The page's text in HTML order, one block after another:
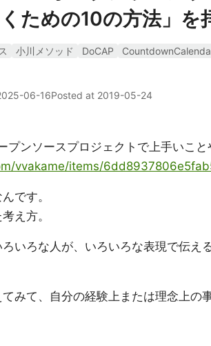
ための10の方法」を
小川メソッド DoCAP
06-16Posted at 2019-05-24
プンソースプロジェクトで上手いこ
vvakame/items/
です。
え方。
いろな人が、いろいろな表現で伝え
みて、自分の経験上または理念上の